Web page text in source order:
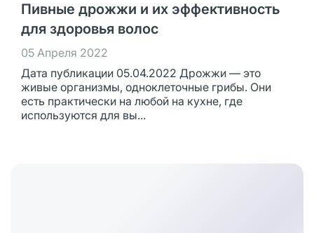
Пивные дрожжи и их эффективность
для здоровья волос
05 Апреля 2022
Дата публикации 05.04.2022 Дрожжи — это
живые организмы, одноклеточные грибы. Они
есть практически на любой на кухне, где
используются для вы...